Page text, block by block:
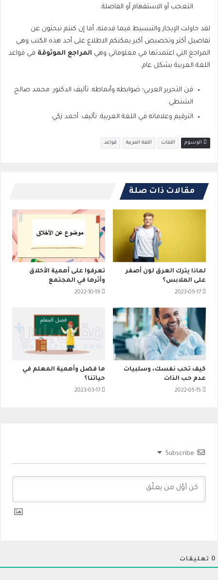
التعجب أو الاستفهام أو الفاصلة.
لقد حاولت الإيجاز والتبسيط فيما قدمته، أما إن كنتم تبحثون عن
تفاصيل أكثر وتخصيص أكبر يمكنكم الاطلاع على أحد هذه الكتب وهي
المراجع التي اعتمدتها في معلوماتي وهي المراجع الموثوقة في قواعد
اللغة العربية بشكل عام.
فن التحرير العربي؛ ضوابطه وأنماطه. تأليف الدكتور: محمد صالح
الشنطي.
الترقيم وعلاماته في اللغة العربية. تأليف: أحمد زكي
الوسوم اللغات اللغة العربية قواعد
مقالات ذات صلة
لماذا يترك العرق لون أصفر
على الملابس؟
2023-09-17
تعرفوا على أهمية الأخلاق
وأثرها في المجتمع
2022-10-19
كيف تحب نفسك، وسلبيات
عدم حب الذات
2022-05-15
ما فضل وأهمية المعلم في
حياتنا؟
2023-03-17
Subscribe
0 تعليقات